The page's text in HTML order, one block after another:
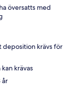
översatts med
krävs för
krävas
år